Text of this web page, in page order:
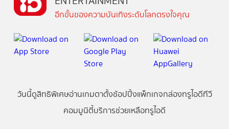
อีกขั้นของความบันเทิงระดับโลกตรงใจคุณ
วันนี้ดูสิทธิพิเศษอ่านเกมตาตั้งช้อปปิ้งแพ็กเกจกล่องทรูไอดีทีวี
คอมมูนิตี้บริการช่วยเหลือทรูไอดี